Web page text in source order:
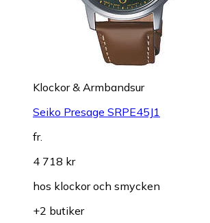
Klockor & Armbandsur
Seiko Presage SRPE45J1
fr.
4 718 kr
hos klockor och smycken
+2 butiker